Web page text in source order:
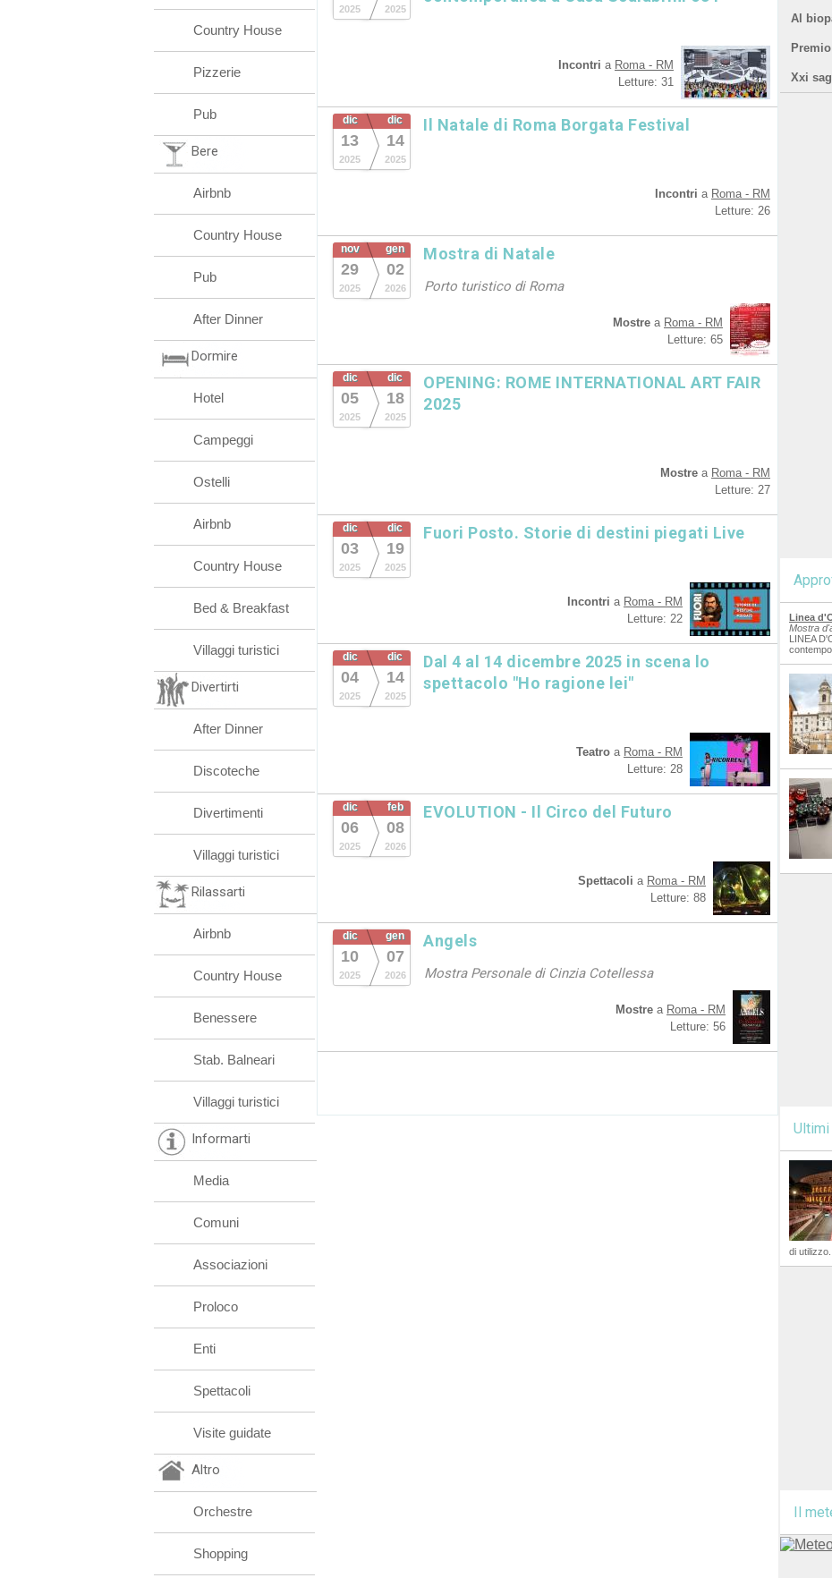
2025 2025
Incontri a Roma - RM
Letture: 31
dic
13
2025
dic
14
2025
Il Natale di Roma Borgata Festival
Incontri a Roma - RM
Letture: 26
nov
29
2025
gen
02
2026
Mostra di Natale
Porto turistico di Roma
Mostre a Roma - RM
Letture: 65
dic
05
2025
dic
18
2025
OPENING: ROME INTERNATIONAL ART FAIR
2025
Mostre a Roma - RM
Letture: 27
dic
03
2025
dic
19
2025
Fuori Posto. Storie di destini piegati Live
Incontri a Roma - RM
Letture: 22
dic
04
2025
dic
14
2025
Dal 4 al 14 dicembre 2025 in scena lo
spettacolo "Ho ragione lei"
Teatro a Roma - RM
Letture: 28
dic
06
2025
feb
08
2026
EVOLUTION - Il Circo del Futuro
Spettacoli a Roma - RM
Letture: 88
dic
10
2025
gen
07
2026
Angels
Mostra Personale di Cinzia Cotellessa
Mostre a Roma - RM
Letture: 56
Country House
Pizzerie
Pub
Bere
Airbnb
Country House
Pub
After Dinner
Dormire
Hotel
Campeggi
Ostelli
Airbnb
Country House
Bed & Breakfast
Villaggi turistici
Divertirti
After Dinner
Discoteche
Divertimenti
Villaggi turistici
Rilassarti
Airbnb
Country House
Benessere
Stab. Balneari
Villaggi turistici
Informarti
Media
Comuni
Associazioni
Proloco
Enti
Spettacoli
Visite guidate
Altro
Orchestre
Shopping
Al
Xxi
Linea
Mostra
LINEA
Ultimi
di utilizzo...
Il